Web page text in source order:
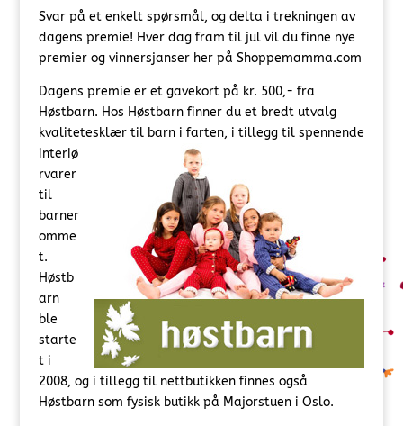
Svar på et enkelt spørsmål, og delta i trekningen av
dagens premie! Hver dag fram til jul vil du finne nye
premier og vinnersjanser her på Shoppemamma.com
Dagens premie er et gavekort på kr. 500,- fra
Høstbarn. Hos Høstbarn finner du et bredt utvalg
kvalitetesklær til barn i farten, i tillegg til spennende
interiø
rvarer
til
barner
omme
t.
Høstb
arn
ble
starte
t i
2008, og i tillegg til nettbutikken finnes også
Høstbarn som fysisk butikk på Majorstuen i Oslo.